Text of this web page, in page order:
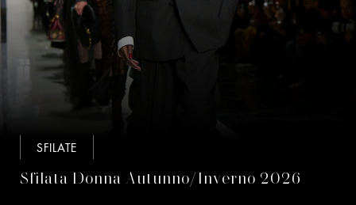
SFILATE
Sfilata Donna Autunno/Inverno 2026